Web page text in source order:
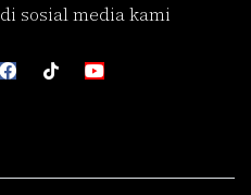
sosial media kami